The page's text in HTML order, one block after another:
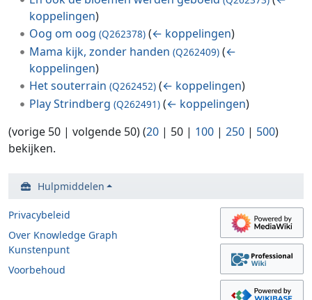
koppelingen)
Oog om oog (Q262378) (← koppelingen)
Mama kijk, zonder handen (Q262409) (←
koppelingen)
Het souterrain (Q262452) (← koppelingen)
Play Strindberg (Q262491) (← koppelingen)
(vorige 50 | volgende 50) (20 | 50 | 100 | 250 | 500)
bekijken.
Hulpmiddelen
Privacybeleid
Over Knowledge Graph
Kunstenpunt
Voorbehoud